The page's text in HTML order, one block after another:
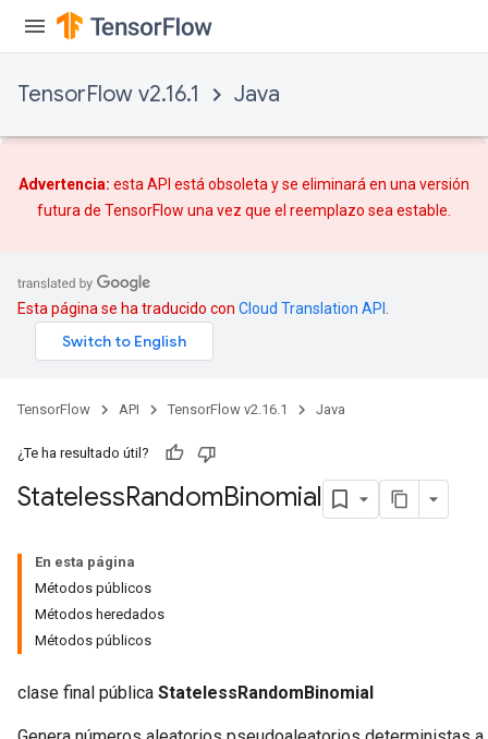
TensorFlow v2.16.1 Java
Advertencia: esta API está obsoleta y se eliminará en una versión
futura de TensorFlow una vez que el reemplazo sea estable.
Esta página se ha traducido con Cloud Translation API
TensorFlow API TensorFlow v2.16.1 Java
¿Te ha resultado útil?
StatelessRandomBinomial
En esta página
Métodos públicos
Métodos heredados
Métodos públicos
clase final pública StatelessRandomBinomial